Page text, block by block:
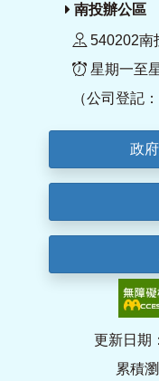
南投辦公區
540202南
星期一至
（公司登記
政
更新日期
累積